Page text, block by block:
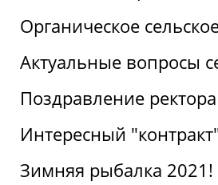
Органическое
Актуальные вопросы
Поздравление
Интересный
Зимняя рыбалка 2021!